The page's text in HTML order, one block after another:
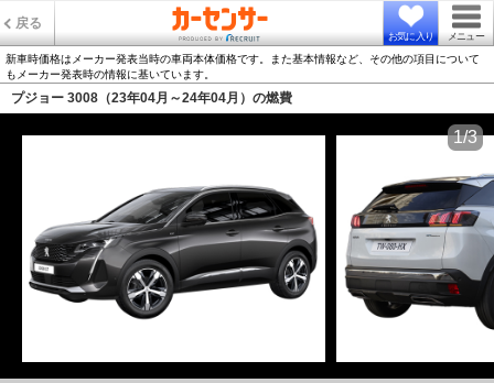
戻る
お気に入り メニュー
新車時価格はメーカー発表当時の車両本体価格です。また基本情報など、その他の項目について
もメーカー発表時の情報に基いています。
プジョー 3008（23年04月～24年04月）の燃費
1/3